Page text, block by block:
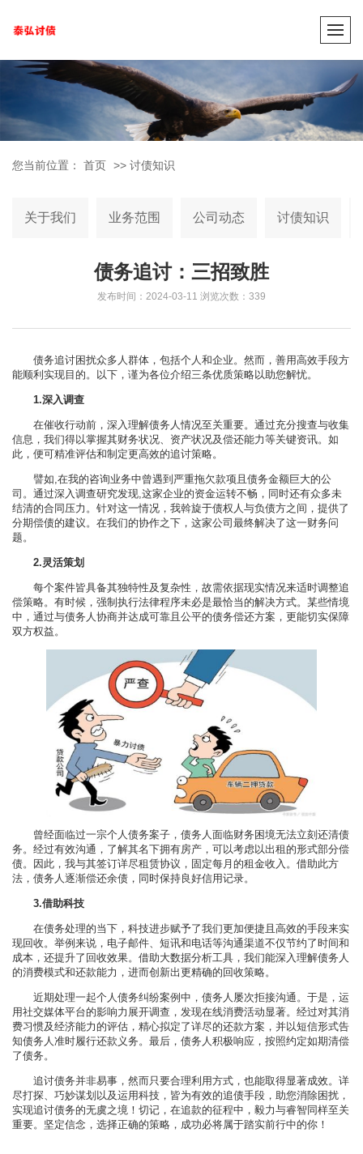
您当前位置： 首页 >> 讨债知识
关于我们 业务范围 公司动态 讨债知识
债务追讨：三招致胜
发布时间：2024-03-11 浏览次数：339
债务追讨困扰众多人群体，包括个人和企业。然而，善用高效手段方
能顺利实现目的。以下，谨为各位介绍三条优质策略以助您解忧。
1.深入调查
在催收行动前，深入理解债务人情况至关重要。通过充分搜查与收集
信息，我们得以掌握其财务状况、资产状况及偿还能力等关键资讯。如
此，便可精准评估和制定更高效的追讨策略。
譬如,在我的咨询业务中曾遇到严重拖欠款项且债务金额巨大的公
司。通过深入调查研究发现,这家企业的资金运转不畅，同时还有众多未
结清的合同压力。针对这一情况，我斡旋于债权人与负债方之间，提供了
分期偿债的建议。在我们的协作之下，这家公司最终解决了这一财务问
题。
2.灵活策划
每个案件皆具备其独特性及复杂性，故需依据现实情况来适时调整追
偿策略。有时候，强制执行法律程序未必是最恰当的解决方式。某些情境
中，通过与债务人协商并达成可靠且公平的债务偿还方案，更能切实保障
双方权益。
曾经面临过一宗个人债务案子，债务人面临财务困境无法立刻还清债
务。经过有效沟通，了解其名下拥有房产，可以考虑以出租的形式部分偿
债。因此，我与其签订详尽租赁协议，固定每月的租金收入。借助此方
法，债务人逐渐偿还余债，同时保持良好信用记录。
3.借助科技
在债务处理的当下，科技进步赋予了我们更加便捷且高效的手段来实
现回收。举例来说，电子邮件、短讯和电话等沟通渠道不仅节约了时间和
成本，还提升了回收效果。借助大数据分析工具，我们能深入理解债务人
的消费模式和还款能力，进而创新出更精确的回收策略。
近期处理一起个人债务纠纷案例中，债务人屡次拒接沟通。于是，运
用社交媒体平台的影响力展开调查，发现在线消费活动显著。经过对其消
费习惯及经济能力的评估，精心拟定了详尽的还款方案，并以短信形式告
知债务人准时履行还款义务。最后，债务人积极响应，按照约定如期清偿
了债务。
追讨债务并非易事，然而只要合理利用方式，也能取得显著成效。详
尽打探、巧妙谋划以及运用科技，皆为有效的追债手段，助您消除困扰，
实现追讨债务的无虞之境！切记，在追款的征程中，毅力与睿智同样至关
重要。坚定信念，选择正确的策略，成功必将属于踏实前行中的你！